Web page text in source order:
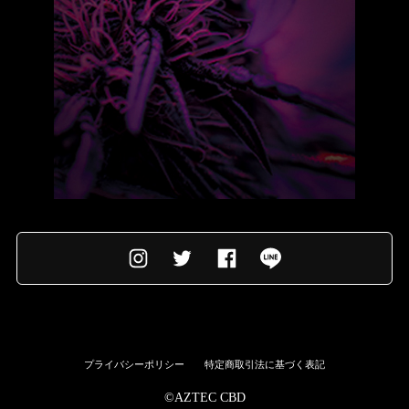
プライバシーポリシー 特定商取引法に基づく表記
©︎AZTEC CBD